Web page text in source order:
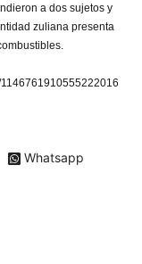
a dos sujetos y
zuliana presenta
Whatsapp